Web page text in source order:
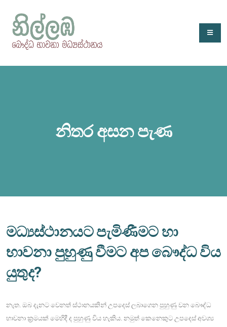
නිතර අසන පැණ
මධ්‍යස්ථානයට පැමිණීමට හා
භාවනා පුහුණු වීමට අප බෞද්ධ විය
යුතුද?
නැත. ඔබ දැනට වෙනත් ස්ථානයකින් උපදෙස් ලබාගෙන පුහුණු වන බෞද්ධ
භාවනා ක්‍රමයක් මෙහිදී ද පුහුණු විය හැකිය. නමුත් කෙනෙකුට උපදෙස් අවශ්‍ය